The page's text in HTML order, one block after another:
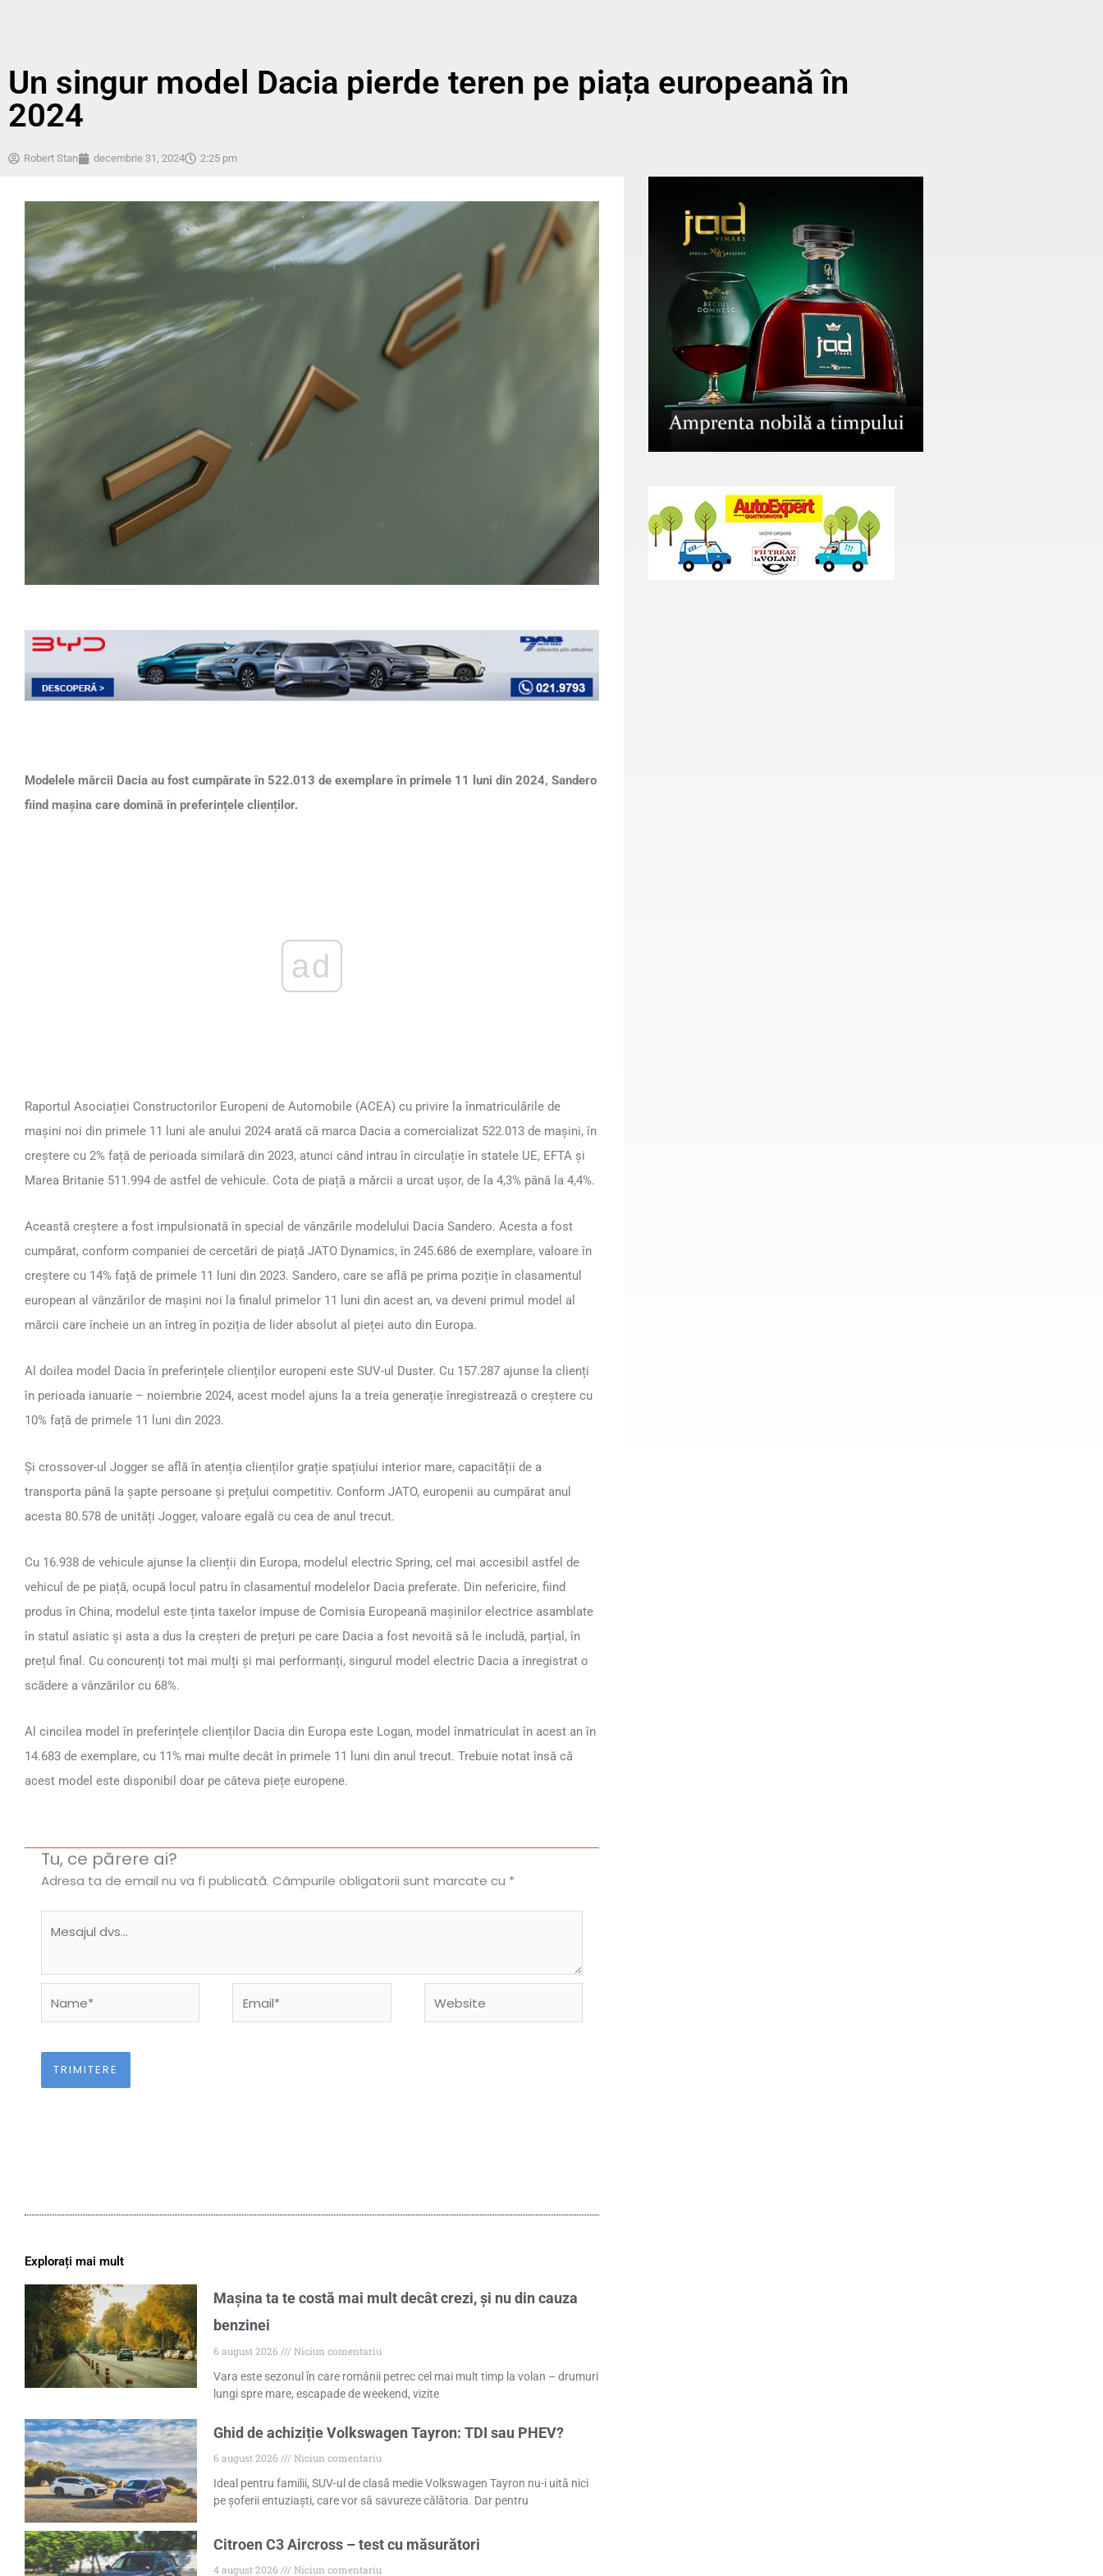
Un singur model Dacia pierde teren pe piața europeană în
2024
Robert Stan decembrie 31, 2024 2:25 pm
Modelele mărcii Dacia au fost cumpărate în 522.013 de exemplare în primele 11 luni din 2024, Sandero
fiind mașina care domină în preferințele clienților.
ad
Raportul Asociației Constructorilor Europeni de Automobile (ACEA) cu privire la înmatriculările de
mașini noi din primele 11 luni ale anului 2024 arată că marca Dacia a comercializat 522.013 de mașini, în
creștere cu 2% față de perioada similară din 2023, atunci când intrau în circulație în statele UE, EFTA și
Marea Britanie 511.994 de astfel de vehicule. Cota de piață a mărcii a urcat ușor, de la 4,3% până la 4,4%.
Această creștere a fost impulsionată în special de vânzările modelului Dacia Sandero. Acesta a fost
cumpărat, conform companiei de cercetări de piață JATO Dynamics, în 245.686 de exemplare, valoare în
creștere cu 14% față de primele 11 luni din 2023. Sandero, care se află pe prima poziție în clasamentul
european al vânzărilor de mașini noi la finalul primelor 11 luni din acest an, va deveni primul model al
mărcii care încheie un an întreg în poziția de lider absolut al pieței auto din Europa.
Al doilea model Dacia în preferințele clienților europeni este SUV-ul Duster. Cu 157.287 ajunse la clienți
în perioada ianuarie – noiembrie 2024, acest model ajuns la a treia generație înregistrează o creștere cu
10% față de primele 11 luni din 2023.
Și crossover-ul Jogger se află în atenția clienților grație spațiului interior mare, capacității de a
transporta până la șapte persoane și prețului competitiv. Conform JATO, europenii au cumpărat anul
acesta 80.578 de unități Jogger, valoare egală cu cea de anul trecut.
Cu 16.938 de vehicule ajunse la clienții din Europa, modelul electric Spring, cel mai accesibil astfel de
vehicul de pe piață, ocupă locul patru în clasamentul modelelor Dacia preferate. Din nefericire, fiind
produs în China, modelul este ținta taxelor impuse de Comisia Europeană mașinilor electrice asamblate
în statul asiatic și asta a dus la creșteri de prețuri pe care Dacia a fost nevoită să le includă, parțial, în
prețul final. Cu concurenți tot mai mulți și mai performanți, singurul model electric Dacia a înregistrat o
scădere a vânzărilor cu 68%.
Al cincilea model în preferințele clienților Dacia din Europa este Logan, model înmatriculat în acest an în
14.683 de exemplare, cu 11% mai multe decât în primele 11 luni din anul trecut. Trebuie notat însă că
acest model este disponibil doar pe câteva piețe europene.
Tu, ce părere ai?
Adresa ta de email nu va fi publicată. Câmpurile obligatorii sunt marcate cu *
Explorați mai mult
Mașina ta te costă mai mult decât crezi, și nu din cauza
benzinei
6 august 2026
Niciun comentariu
Vara este sezonul în care românii petrec cel mai mult timp la volan – drumuri
lungi spre mare, escapade de weekend, vizite
Ghid de achiziție Volkswagen Tayron: TDI sau PHEV?
6 august 2026
Niciun comentariu
Ideal pentru familii, SUV-ul de clasă medie Volkswagen Tayron nu-i uită nici
pe șoferii entuziaști, care vor să savureze călătoria. Dar pentru
Citroen C3 Aircross – test cu măsurători
4 august 2026 Niciun comentariu